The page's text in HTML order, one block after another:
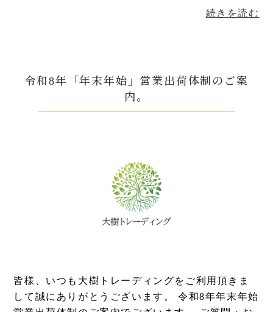
続きを読む
令和8年「年末年始」営業出荷体制のご案
内。
皆様、いつも大樹トレーディングをご利用頂きま
して誠にありがとうございます。 令和8年年末年始